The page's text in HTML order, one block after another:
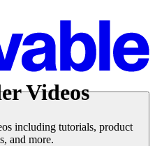
Videos
including tutorials, product
and more.